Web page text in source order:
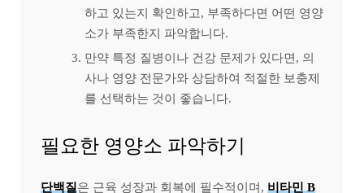
하고 있는지 확인하고, 부족하다면 어떤 영양
소가 부족한지 파악합니다.
만약 특정 질병이나 건강 문제가 있다면, 의
사나 영양 전문가와 상담하여 적절한 보충제
를 선택하는 것이 좋습니다.
필요한 영양소 파악하기
단백질 은 근육 성장과 회복에 필수적이며, 비타민 B